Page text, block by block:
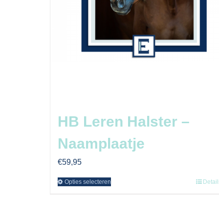
HB Leren Halster –
Naamplaatje
€59,95
Opties selecteren